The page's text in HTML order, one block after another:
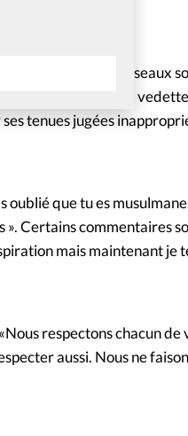
critiques sur les réseaux
première fois que la
tenues jugées
oublié que tu es
». Certains commentaires
mais maintenant je
respectons chacun de
aussi. Nous ne